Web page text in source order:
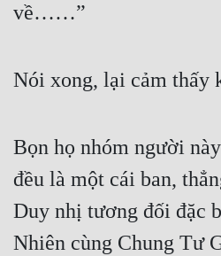
về……”
Nói xong, lại cảm thấy
Bọn họ nhóm người
đều là một cái ban,
Duy nhị tương đối đặc
Nhiên cùng Chung Tư